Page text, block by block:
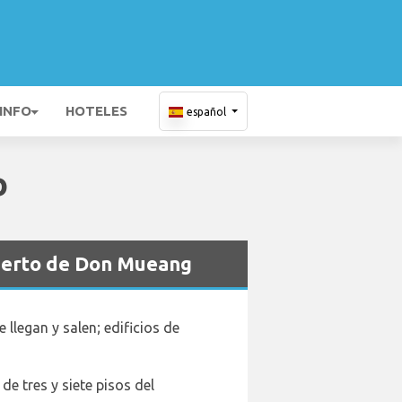
HOTELES español
de Don Mueang
llegan y salen; edificios de
tres y siete pisos del